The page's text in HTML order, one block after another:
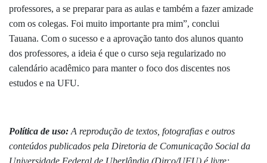
professores, a se preparar para as aulas e também a fazer amizade
com os colegas. Foi muito importante pra mim”, conclui
Tauana. Com o sucesso e a aprovação tanto dos alunos quanto
dos professores, a ideia é que o curso seja regularizado no
calendário acadêmico para manter o foco dos discentes nos
estudos e na UFU.
Política de uso: A reprodução de textos, fotografias e outros
conteúdos publicados pela Diretoria de Comunicação Social da